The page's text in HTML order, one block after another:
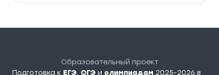
Образовательный проект
Подготовка к ЕГЭ, ОГЭ и олимпиадам 2025-2026 в